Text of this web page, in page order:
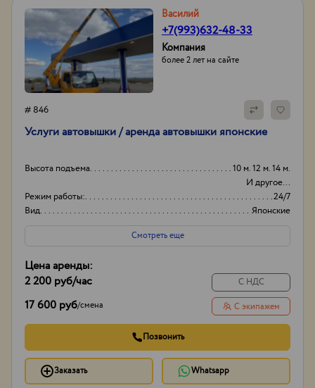
Василий
+7(993)632-48-33
Компания
более 2 лет на сайте
# 846
Услуги автовышки / аренда автовышки японские
Высота подъема
10 м. 12 м. 14 м.
И другое...
Режим работы:
24/7
Вид
Японские
Оборудование
Автовышки
Смотреть еще
Цена аренды:
2 200 руб/час
17 600 руб/смена
С НДС
С экипажем
Позвонить
Заказать Whatsapp